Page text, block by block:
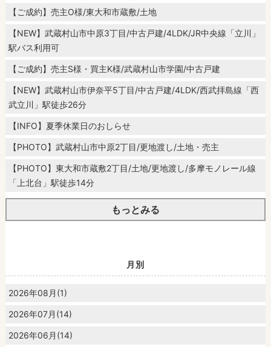
【ご成約】売主O様/東大和市蔵敷/土地
【NEW】武蔵村山市中原3丁目/中古戸建/4LDK/JR中央線「立川」
駅バス利用可
【ご成約】売主S様・買主K様/武蔵村山市学園/中古戸建
【NEW】武蔵村山市伊奈平5丁目/中古戸建/4LDK/西武拝島線「西
武立川」駅徒歩26分
【INFO】夏季休業日のおしらせ
【PHOTO】武蔵村山市中原2丁目/更地渡し/土地・売主
【PHOTO】東大和市蔵敷2丁目/土地/更地渡し/多摩モノレール線
「上北台」駅徒歩14分
もっとみる
月別
2026年08月(1)
2026年07月(14)
2026年06月(14)